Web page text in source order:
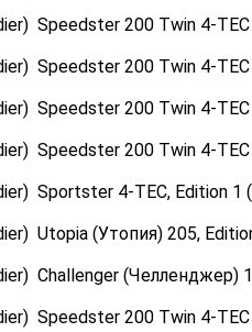
Speedster 200 Twin 4-
Speedster 200 Twin 4-
Speedster 200 Twin 4-
Speedster 200 Twin 4-
Sportster 4-TEC, Edition
Utopia (Утопия) 205,
Challenger
Speedster 200 Twin 4-